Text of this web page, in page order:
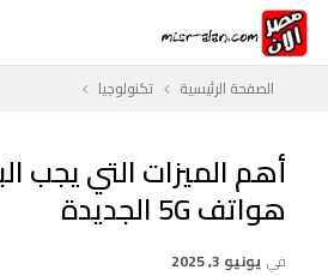
الصفحة الرئيسية تكنولوجيا
أهم الميزات التي يجب
هواتف 5G الجديدة
في يونيو 3, 2025